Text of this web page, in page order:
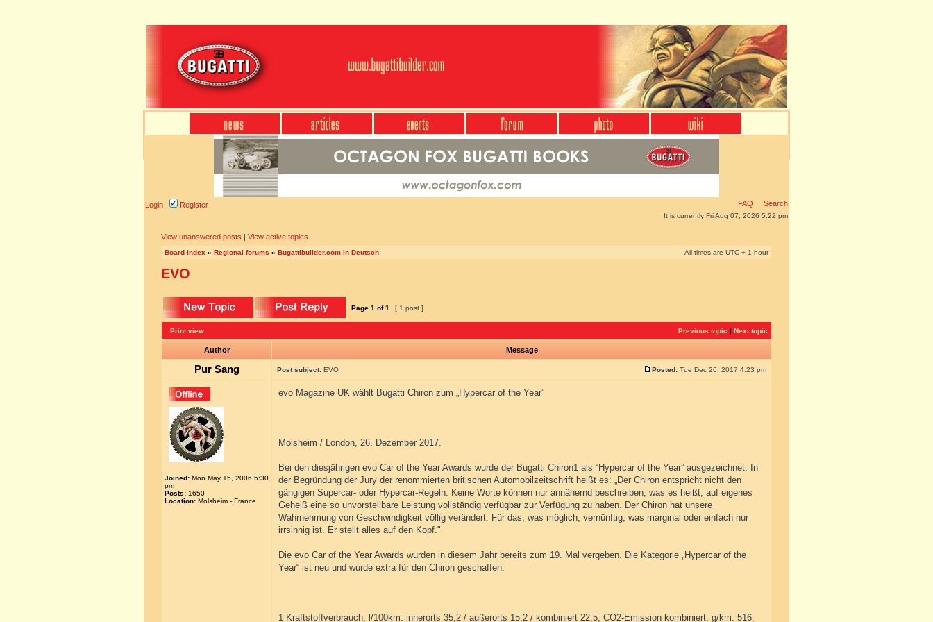
Login Register FAQ Search
It is currently Fri Aug 07, 2026 5:22 pm
View unanswered posts | View active topics
Board index » Regional forums » Bugattibuilder.com in Deutsch All times are UTC + 1 hour
EVO
Page 1 of1 [ 1 post ]
Print view Previous topic | Next topic
Author Message
Pur Sang Post subject: EVO Posted: Tue Dec 26, 2017 4:23 pm
Joined: Mon May 15, 2006 5:30
pm
Posts: 1650
Location: Molsheim - France
evo Magazine UK wählt Bugatti Chiron zum „Hypercar of the Year”
Molsheim / London, 26. Dezember 2017.
Bei den diesjährigen evo Car of the Year Awards wurde der Bugatti Chiron1 als “Hypercar of the Year” ausgezeichnet. In
der Begründung der Jury der renommierten britischen Automobilzeitschrift heißt es: „Der Chiron entspricht nicht den
gängigen Supercar- oder Hypercar-Regeln. Keine Worte können nur annähernd beschreiben, was es heißt, auf eigenes
Geheiß eine so unvorstellbare Leistung vollständig verfügbar zur Verfügung zu haben. Der Chiron hat unsere
Wahrnehmung von Geschwindigkeit völlig verändert. Für das, was möglich, vernünftig, was marginal oder einfach nur
irrsinnig ist. Er stellt alles auf den Kopf."
Die evo Car of the Year Awards wurden in diesem Jahr bereits zum 19. Mal vergeben. Die Kategorie „Hypercar of the
Year“ ist neu und wurde extra für den Chiron geschaffen.
1 Kraftstoffverbrauch, l/100km: innerorts 35,2 / außerorts 15,2 / kombiniert 22,5; CO2-Emission kombiniert, g/km: 516;